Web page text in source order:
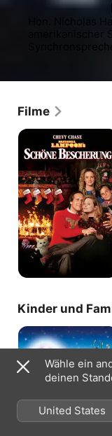
Hon. Nicholas
amerikanischer
Filme
Schöne
Bescherung
Kinder und
Saving
Santa
Ein
Elf
Weihnachten
Wähle ein
deinen
United States